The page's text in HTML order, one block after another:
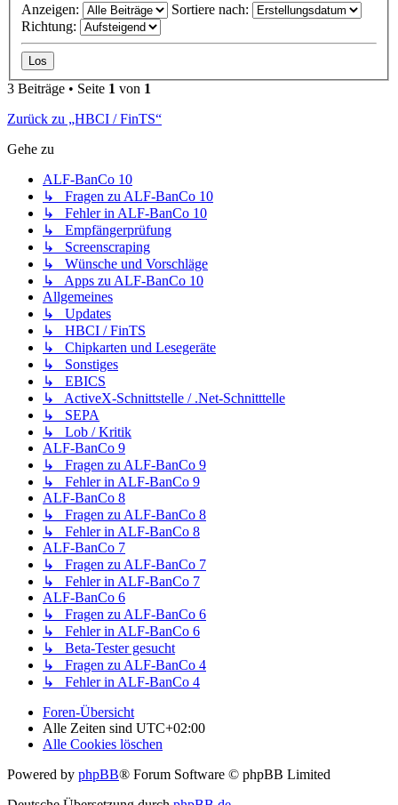
Anzeigen:
Sortiere nach:
Richtung:
3 Beiträge • Seite 1 von 1
Zurück zu „HBCI / FinTS“
Gehe zu
ALF-BanCo 10
↳ Fragen zu ALF-BanCo 10
↳ Fehler in ALF-BanCo 10
↳ Empfängerprüfung
↳ Screenscraping
↳ Wünsche und Vorschläge
↳ Apps zu ALF-BanCo 10
Allgemeines
↳ Updates
↳ HBCI / FinTS
↳ Chipkarten und Lesegeräte
↳ Sonstiges
↳ EBICS
↳ ActiveX-Schnittstelle / .Net-Schnitttelle
↳ SEPA
↳ Lob / Kritik
ALF-BanCo 9
↳ Fragen zu ALF-BanCo 9
↳ Fehler in ALF-BanCo 9
ALF-BanCo 8
↳ Fragen zu ALF-BanCo 8
↳ Fehler in ALF-BanCo 8
ALF-BanCo 7
↳ Fragen zu ALF-BanCo 7
↳ Fehler in ALF-BanCo 7
ALF-BanCo 6
↳ Fragen zu ALF-BanCo 6
↳ Fehler in ALF-BanCo 6
↳ Beta-Tester gesucht
↳ Fragen zu ALF-BanCo 4
↳ Fehler in ALF-BanCo 4
Foren-Übersicht
Alle Zeiten sind UTC+02:00
Alle Cookies löschen
Powered by phpBB® Forum Software © phpBB Limited